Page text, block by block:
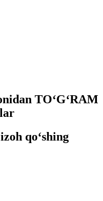
TO‘G‘RAM
qo‘shing